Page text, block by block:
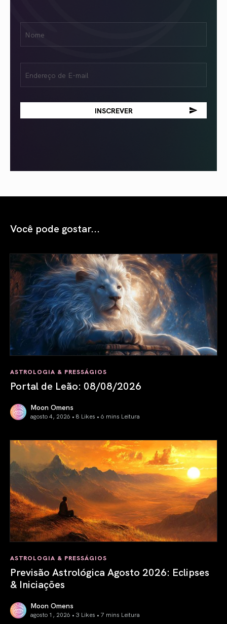
(obrigatório)
(obrigatório)
Você pode gostar...
ASTROLOGIA & PRESSÁGIOS
Portal de Leão: 08/08/2026
Moon Omens
agosto 4, 2026 • 8 Likes • 6 mins Leitura
ASTROLOGIA & PRESSÁGIOS
Previsão Astrológica Agosto 2026: Eclipses
& Iniciações
Moon Omens
agosto 1, 2026 • 3 Likes • 7 mins Leitura